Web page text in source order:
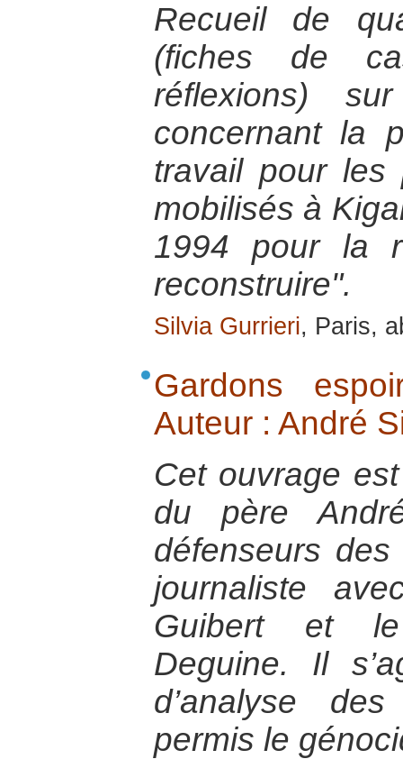
Recueil de
(fiches de
réflexions)
concernant la
travail pour les
mobilisés à
1994 pour la
reconstruire".
Silvia Gurrieri, Paris,
Gardons
Auteur : André
Cet ouvrage
du père
défenseurs
journaliste
Guibert et le
Deguine. Il
d’analyse
permis le